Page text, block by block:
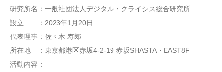
研究所名：一般社団法人デジタル・クライシス総合研究所
設立 ：2023年1月20日
代表理事：佐々木 寿郎
所在地 ：東京都港区赤坂4-2-19 赤坂SHASTA・EAST8F
活動内容：